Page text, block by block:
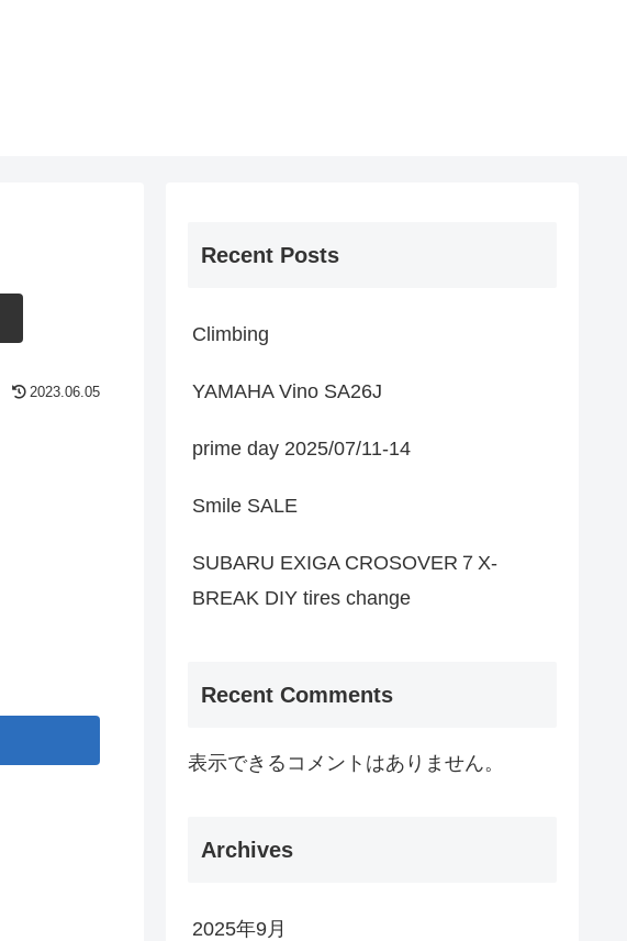
2023.06.05
Recent Posts
Climbing
YAMAHA Vino SA26J
prime day 2025/07/11-14
Smile SALE
SUBARU EXIGA CROSOVER７X-
BREAK DIY tires change
Recent Comments
表示できるコメントはありません。
Archives
2025年9月